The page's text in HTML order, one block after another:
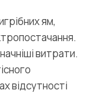
ям,
витрати.
відсутності